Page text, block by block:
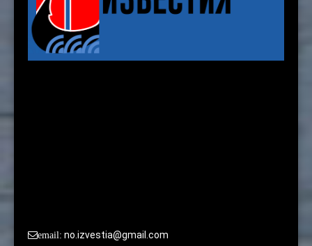
email: no.izvestia@gmail.com